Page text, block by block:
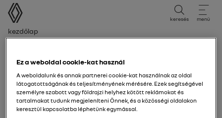
felhasználói kézikönyv
keresés menü
Morzsa
Kezdőlap
Kontrollampa för vänster färdriktningsvisare
Ez a weboldal cookie-kat használ
A weboldalunk és annak partnerei cookie-kat használnak az oldal
látogatottságának és teljesítményének mérésére. Ezek segítségével
személyre szabott vagy földrajzi helyhez kötött reklámokat és
tartalmakat tudunk megjeleníteni Önnek, és a közösségi oldalakon
keresztül kapcsolatba léphetünk egymással.